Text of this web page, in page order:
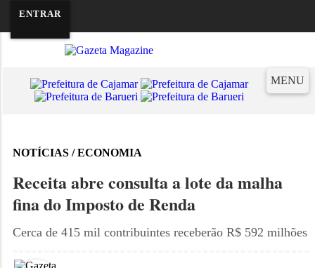
ENTRAR
MENU
NOTÍCIAS / ECONOMIA
Receita abre consulta a lote da malha
fina do Imposto de Renda
Cerca de 415 mil contribuintes receberão R$ 592 milhões